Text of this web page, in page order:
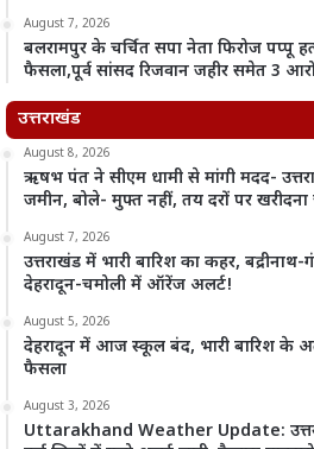
August 7, 2026
बलरामपुर के चर्चित सपा नेता फिरोज पप्पू
फैसला,पूर्व सांसद रिजवान जहीर समेत 3
उत्तराखंड
August 8, 2026
ऋषभ पंत ने सीएम धामी से मांगी मदद-
जमीन, बोले- मुफ्त नहीं, तय दरों पर खरीदना
August 7, 2026
उत्तराखंड में भारी बारिश का कहर, बद्रीनाथ-
देहरादून-चमोली में ऑरेंज अलर्ट!
August 5, 2026
देहरादून में आज स्कूल बंद, भारी बारिश के
फैसला
August 3, 2026
Uttarakhand Weather Update: